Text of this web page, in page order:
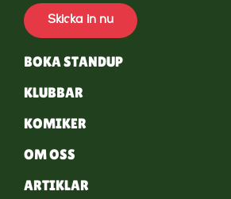
Skicka in nu
BOKA STANDUP
KLUBBAR
KOMIKER
OM OSS
ARTIKLAR